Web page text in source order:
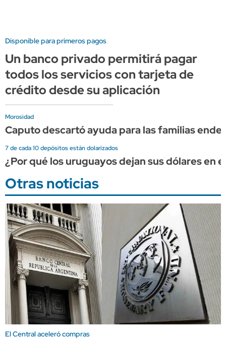
Disponible para primeros pagos
Un banco privado permitirá pagar
todos los servicios con tarjeta de
crédito desde su aplicación
Morosidad
Caputo descartó ayuda para las familias
7 de cada 10 depósitos están dolarizados
¿Por qué los uruguayos dejan sus dólares en
Otras noticias
El Central aceleró compras